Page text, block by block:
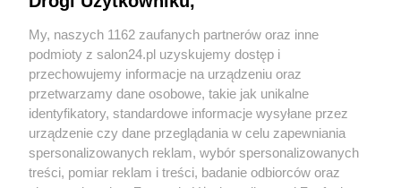
Sport
Społeczeństwo
Kultura
My, naszych 1162 zaufanych partnerów oraz inne
podmioty z salon24.pl uzyskujemy dostęp i
przechowujemy informacje na urządzeniu oraz
przetwarzamy dane osobowe, takie jak unikalne
identyfikatory, standardowe informacje wysyłane przez
urządzenie czy dane przeglądania w celu zapewniania
spersonalizowanych reklam, wybór spersonalizowanych
treści, pomiar reklam i treści, badanie odbiorców oraz